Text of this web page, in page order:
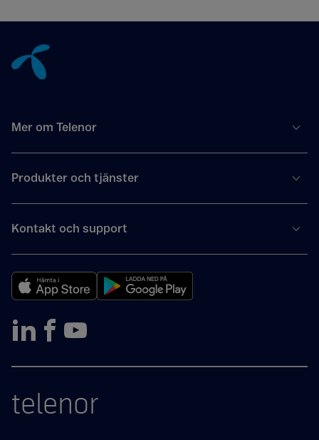
Mer om Telenor
Produkter och tjänster
Kontakt och support
telenor